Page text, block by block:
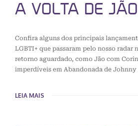
A VOLTA DE
Confira alguns dos principais
LGBTI+ que passaram pelo nosso radar
retorno aguardado, como Jão com
imperdíveis em Abandonada de
LEIA MAIS